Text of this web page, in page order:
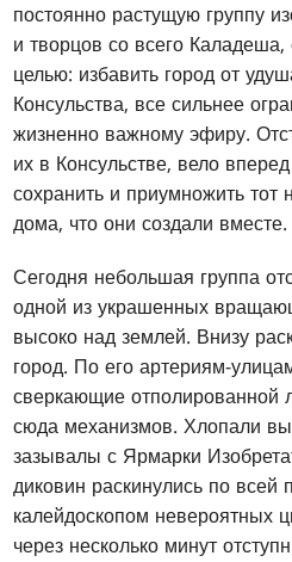
постоянно растущую группу
и творцов со всего
целью: избавить город от
Консульства, все сильнее
жизненно важному эфиру.
их в Консульстве, вело
сохранить и приумножить тот
дома, что они создали вместе.
Сегодня небольшая группа
одной из украшенных
высоко над землей. Внизу
город. По его артериям-
сверкающие отполированной
сюда механизмов. Хлопали
зазывалы с Ярмарки
диковин раскинулись по
калейдоскопом невероятных
через несколько минут